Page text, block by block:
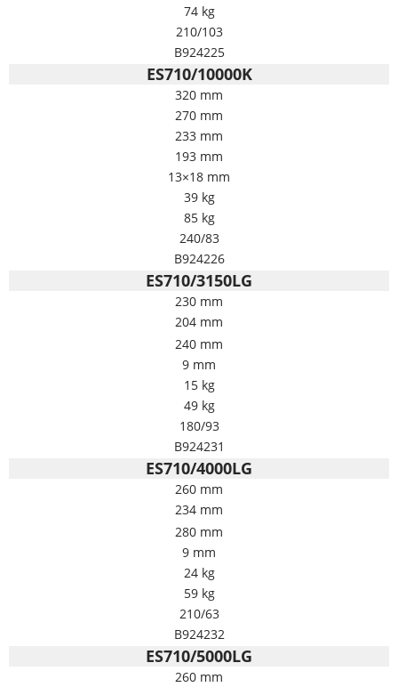
74 kg
210/103
B924225
ES710/10000K
320 mm
270 mm
233 mm
193 mm
13×18 mm
39 kg
85 kg
240/83
B924226
ES710/3150LG
230 mm
204 mm
240 mm
9 mm
15 kg
49 kg
180/93
B924231
ES710/4000LG
260 mm
234 mm
280 mm
9 mm
24 kg
59 kg
210/63
B924232
ES710/5000LG
260 mm